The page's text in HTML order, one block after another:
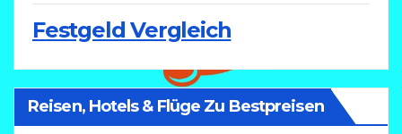
Festgeld Vergleich
Reisen, Hotels & Flüge Zu Bestpreisen